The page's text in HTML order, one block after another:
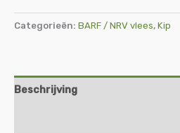
Categorieën: BARF / NRV vlees, Kip
Beschrijving